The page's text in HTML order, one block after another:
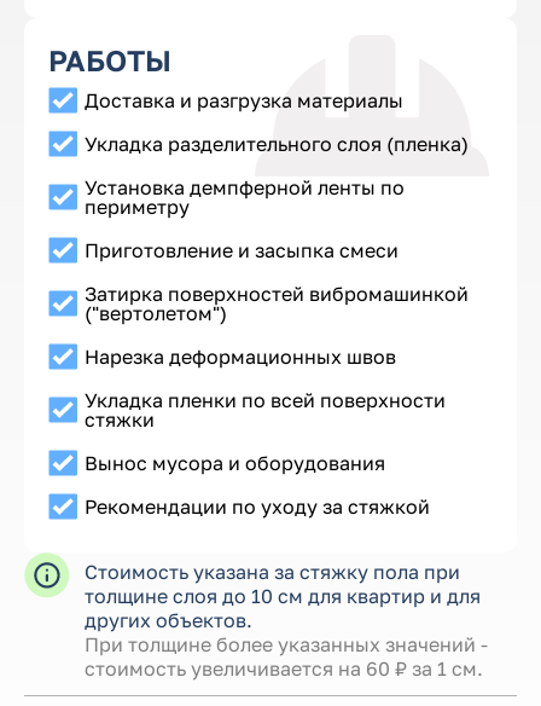
РАБОТЫ
Доставка и разгрузка материалы
Укладка разделительного слоя (пленка)
Установка демпферной ленты по
периметру
Приготовление и засыпка смеси
Затирка поверхностей вибромашинкой
("вертолетом")
Нарезка деформационных швов
Укладка пленки по всей поверхности
стяжки
Вынос мусора и оборудования
Рекомендации по уходу за стяжкой
Стоимость указана за стяжку пола при
толщине слоя до 10 см для квартир и для
других объектов.
При толщине более указанных значений -
стоимость увеличивается на 60 ₽ за 1 см.